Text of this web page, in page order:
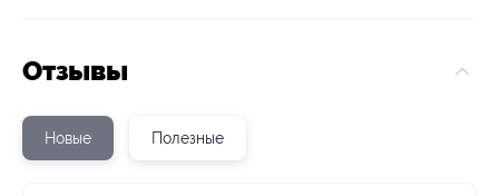
Отзывы
Новые Полезные